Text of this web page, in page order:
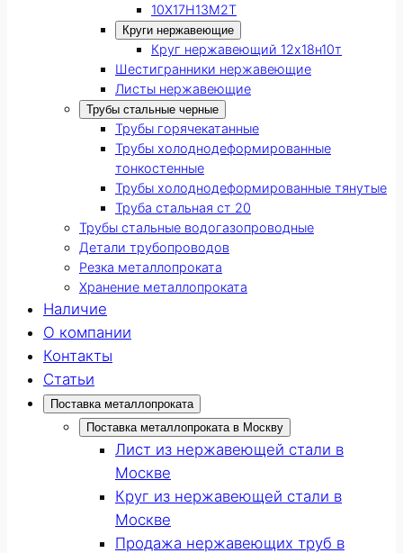
10Х17Н13М2Т
Круги нержавеющие
Круг нержавеющий 12х18н10т
Шестигранники нержавеющие
Листы нержавеющие
Трубы стальные черные
Трубы горячекатанные
Трубы холоднодеформированные
тонкостенные
Трубы холоднодеформированные тянутые
Труба стальная ст 20
Трубы стальные водогазопроводные
Детали трубопроводов
Резка металлопроката
Хранение металлопроката
Наличие
О компании
Контакты
Статьи
Поставка металлопроката
Поставка металлопроката в Москву
Лист из нержавеющей стали в
Москве
Круг из нержавеющей стали в
Москве
Продажа нержавеющих труб в